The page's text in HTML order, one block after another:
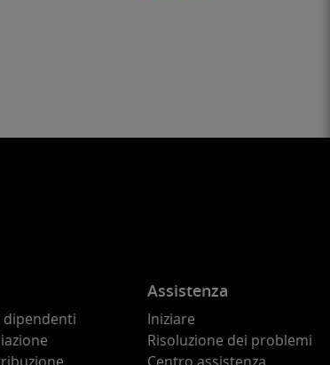
Assistenza
Iniziare
Risoluzione dei problemi